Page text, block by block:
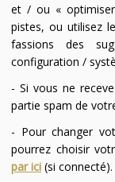
et / ou «
pistes, ou utilisez
fassions des
configuration /
- Si vous ne
partie spam de
- Pour changer
pourrez choisir
par ici(si connecté).